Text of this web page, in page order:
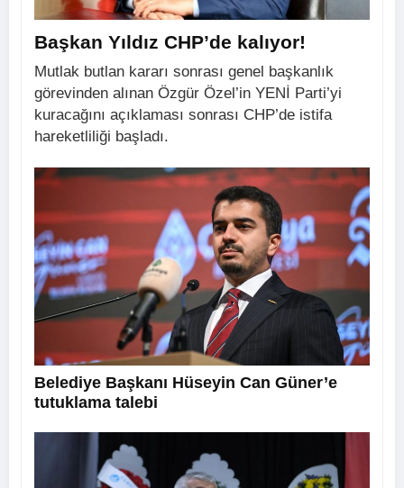
Başkan Yıldız CHP’de kalıyor!
Mutlak butlan kararı sonrası genel başkanlık
görevinden alınan Özgür Özel’in YENİ Parti’yi
kuracağını açıklaması sonrası CHP’de istifa
hareketliliği başladı.
Belediye Başkanı Hüseyin Can Güner’e
tutuklama talebi